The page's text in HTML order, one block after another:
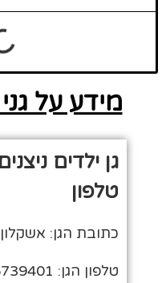
מידע על
גן ילדים
טלפון
כתובת הגן: אשקלון
טלפון הגן: 08-6739401